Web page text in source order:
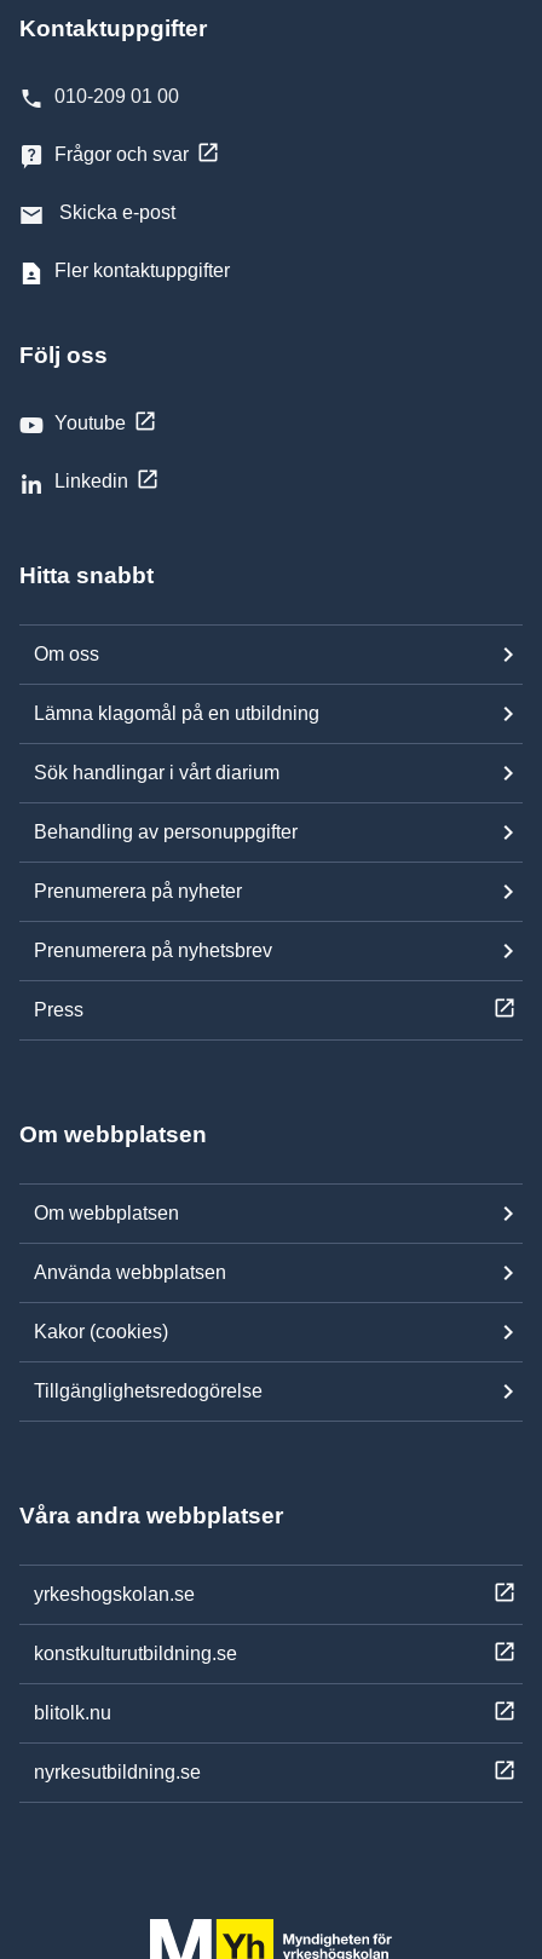
Kontaktuppgifter
010-209 01 00
Frågor och svar
Skicka e-post
Fler kontaktuppgifter
Följ oss
Youtube
Linkedin
Hitta snabbt
Om oss
Lämna klagomål på en utbildning
Sök handlingar i vårt diarium
Behandling av personuppgifter
Prenumerera på nyheter
Prenumerera på nyhetsbrev
Press
Om webbplatsen
Om webbplatsen
Använda webbplatsen
Kakor (cookies)
Tillgänglighetsredogörelse
Våra andra webbplatser
yrkeshogskolan.se
konstkulturutbildning.se
blitolk.nu
nyrkesutbildning.se